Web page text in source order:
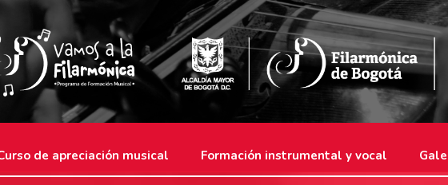
de apreciación musical Formación instrumental y vocal